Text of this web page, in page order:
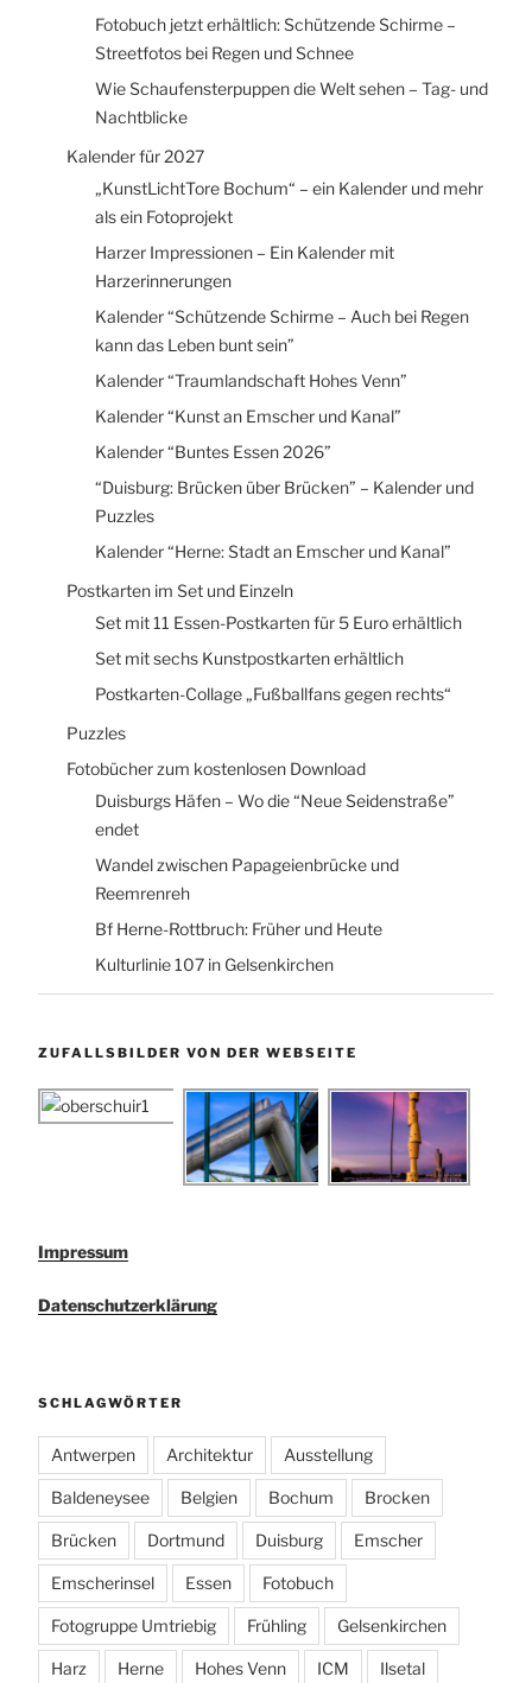
Fotobuch jetzt erhältlich: Schützende Schirme –
Streetfotos bei Regen und Schnee
Wie Schaufensterpuppen die Welt sehen – Tag- und
Nachtblicke
Kalender für 2027
„KunstLichtTore Bochum“ – ein Kalender und mehr
als ein Fotoprojekt
Harzer Impressionen – Ein Kalender mit
Harzerinnerungen
Kalender “Schützende Schirme – Auch bei Regen
kann das Leben bunt sein”
Kalender “Traumlandschaft Hohes Venn”
Kalender “Kunst an Emscher und Kanal”
Kalender “Buntes Essen 2026”
“Duisburg: Brücken über Brücken” – Kalender und
Puzzles
Kalender “Herne: Stadt an Emscher und Kanal”
Postkarten im Set und Einzeln
Set mit 11 Essen-Postkarten für 5 Euro erhältlich
Set mit sechs Kunstpostkarten erhältlich
Postkarten-Collage „Fußballfans gegen rechts“
Puzzles
Fotobücher zum kostenlosen Download
Duisburgs Häfen – Wo die “Neue Seidenstraße”
endet
Wandel zwischen Papageienbrücke und
Reemrenreh
Bf Herne-Rottbruch: Früher und Heute
Kulturlinie 107 in Gelsenkirchen
ZUFALLSBILDER VON DER WEBSEITE
Impressum
Datenschutzerklärung
SCHLAGWÖRTER
Antwerpen Architektur Ausstellung
Baldeneysee Belgien Bochum Brocken
Brücken Dortmund Duisburg Emscher
Emscherinsel Essen Fotobuch
Fotogruppe Umtriebig Frühling Gelsenkirchen
Harz Herne Hohes Venn ICM Ilsetal